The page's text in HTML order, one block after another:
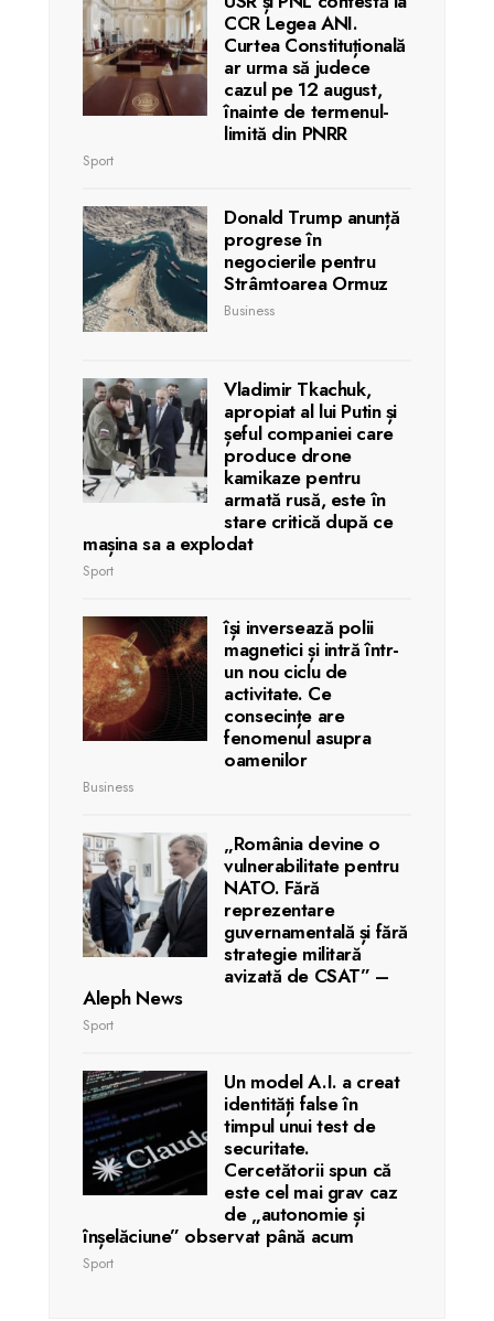
CCR Legea ANI.
Curtea Constituțională
ar urma să judece
cazul pe 12 august,
înainte de termenul-
limită din PNRR
Sport
Donald Trump anunță
progrese în
negocierile pentru
Strâmtoarea Ormuz
Business
Vladimir Tkachuk,
apropiat al lui Putin și
șeful companiei care
produce drone
kamikaze pentru
armată rusă, este în
stare critică după ce
mașina sa a explodat
Sport
își inversează polii
magnetici și intră într-
un nou ciclu de
activitate. Ce
consecințe are
fenomenul asupra
oamenilor
Business
„România devine o
vulnerabilitate pentru
NATO. Fără
reprezentare
guvernamentală și fără
strategie militară
avizată de CSAT” –
Aleph News
Sport
Un model A.I. a creat
identități false în
timpul unui test de
securitate.
Cercetătorii spun că
este cel mai grav caz
de „autonomie și
înșelăciune” observat până acum
Sport